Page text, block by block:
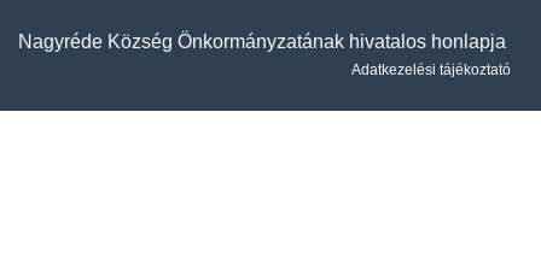
Nagyréde Község Önkormányzatának hivatalos honlapja
Adatkezelési tájékoztató